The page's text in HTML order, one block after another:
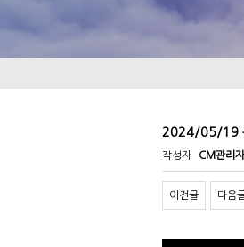
2024/05/19
작성자 CM관리자
이전글 다음